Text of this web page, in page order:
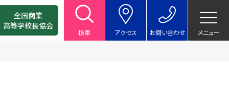
全国商業
高等学校長協会
検索 アクセス お問い合わせ メニュー